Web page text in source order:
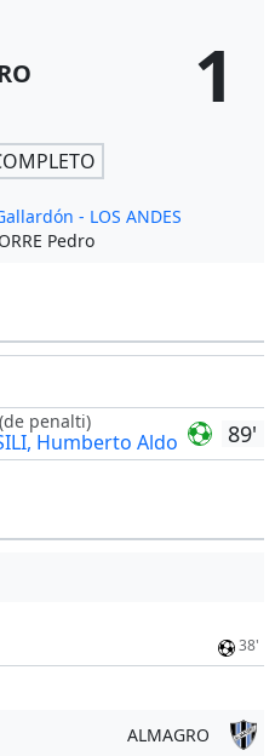
1
- LOS ANDES
Pedro
89'
penalti)
Humberto Aldo
38'
ALMAGRO